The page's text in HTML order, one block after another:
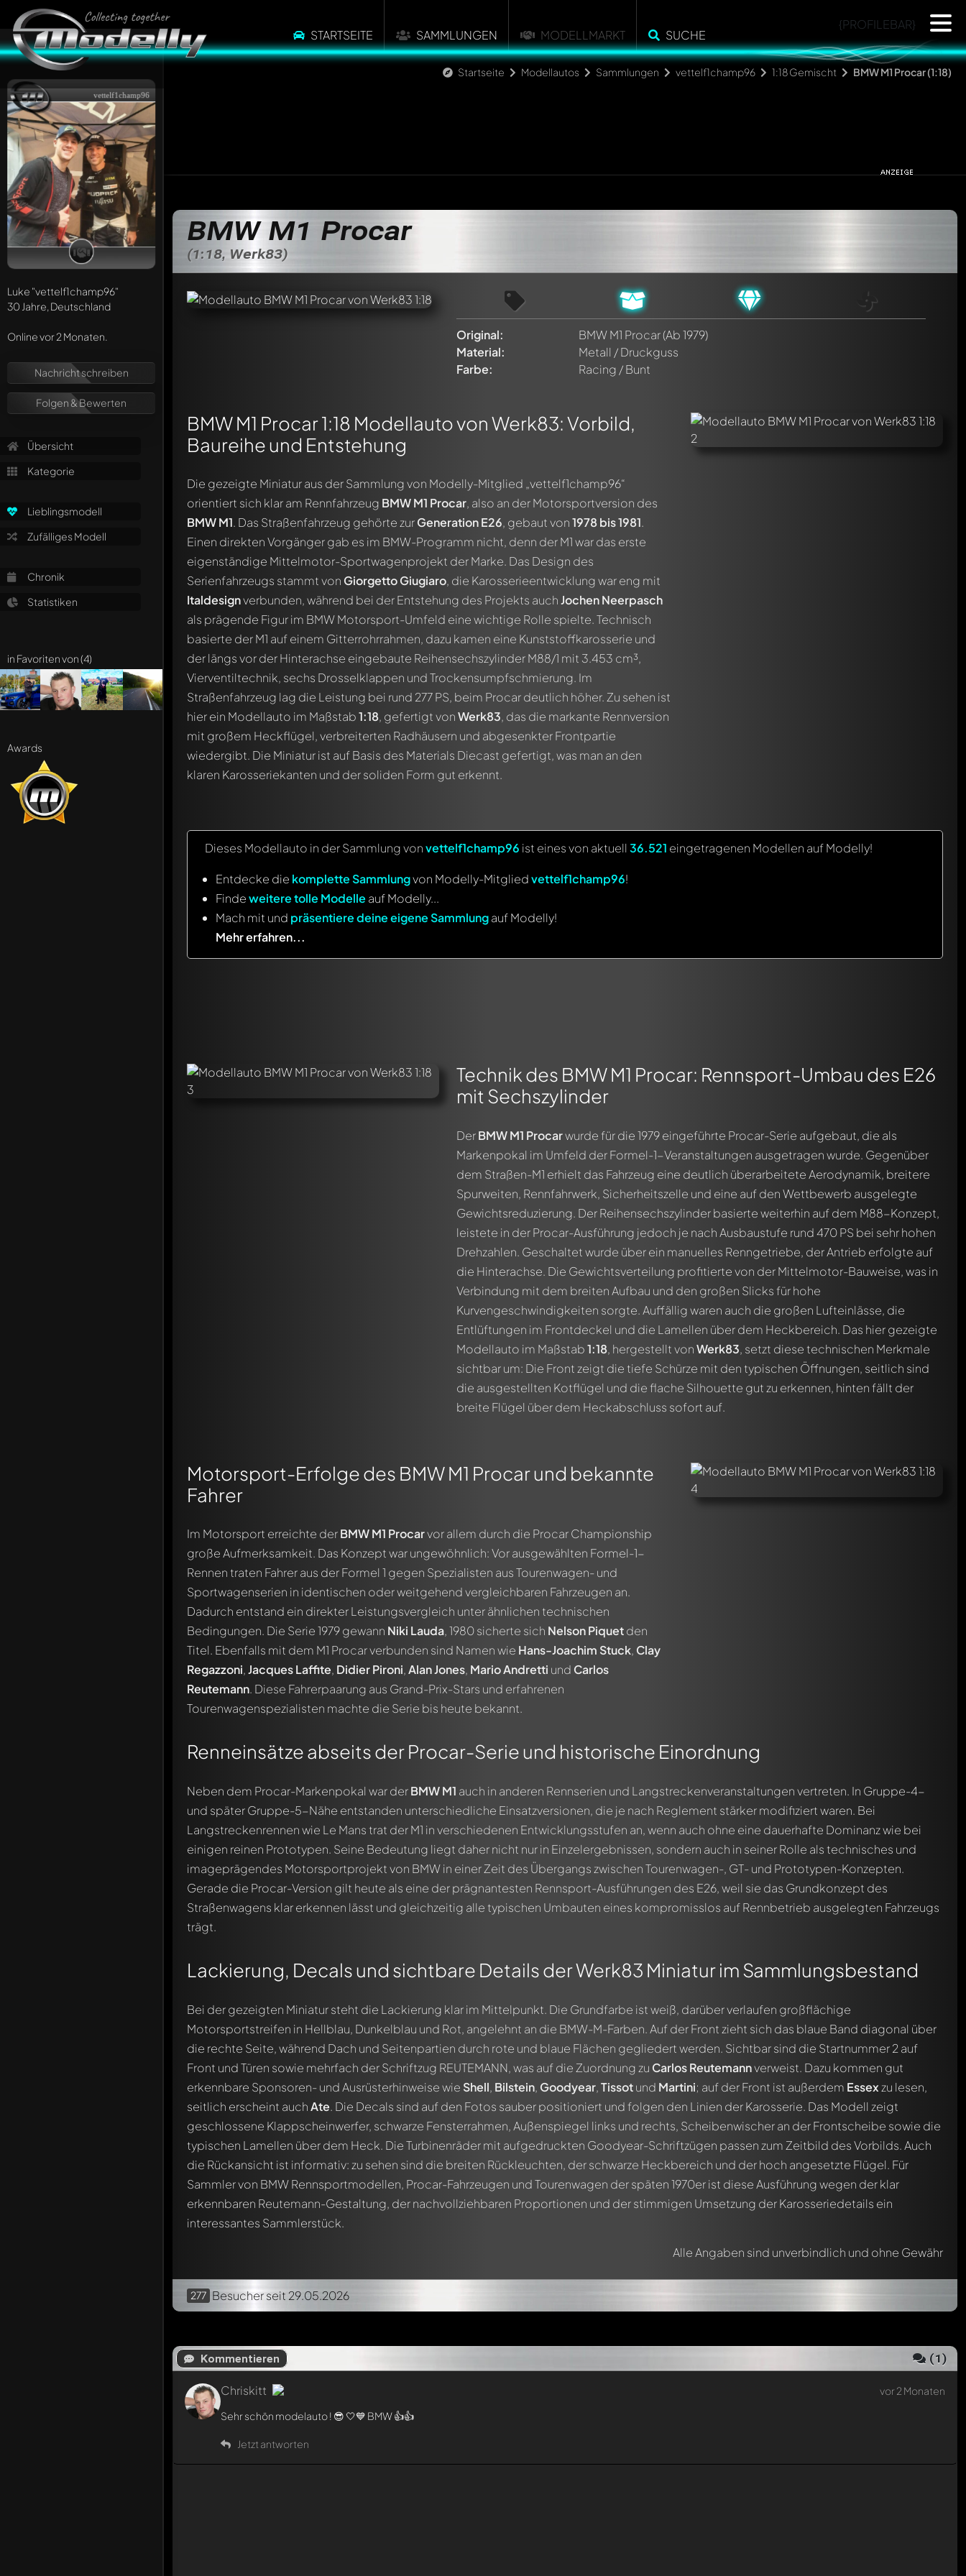
STARTSEITE SAMMLUNGEN MODELLMARKT SUCHE
{PROFILEBAR}
Startseite Modellautos Sammlungen vettelf1champ96 1:18 Gemischt BMW M1 Procar (1:18)
vettelf1champ96
Luke "vettelf1champ96"
30 Jahre, Deutschland
Online vor 2 Monaten.
Nachricht schreiben
Folgen & Bewerten
Übersicht
Kategorie
Lieblingsmodell
Zufälliges Modell
Chronik
Statistiken
in Favoriten von (4)
Awards
BMW M1 Procar
(1:18, Werk83)
Original: BMW M1 Procar(Ab 1979)
Material:
Metall / Druckguss
Farbe:
Racing / Bunt
BMW M1 Procar 1:18 Modellauto von Werk83: Vorbild,
Baureihe und Entstehung
Die gezeigte Miniatur aus der Sammlung von Modelly-Mitglied „vettelf1champ96“
orientiert sich klar am Rennfahrzeug BMW M1 Procar, also an der Motorsportversion des
BMW M1. Das Straßenfahrzeug gehörte zurGeneration E26, gebaut von1978 bis 1981.
Einen direkten Vorgänger gab es im BMW-Programm nicht, denn der M1 war das erste
eigenständige Mittelmotor-Sportwagenprojekt der Marke. Das Design des
Serienfahrzeugs stammt von Giorgetto Giugiaro, die Karosserieentwicklung war eng mit
Italdesignverbunden, während bei der Entstehung des Projekts auchJochen Neerpasch
als prägende Figur im BMW Motorsport-Umfeld eine wichtige Rolle spielte. Technisch
basierte der M1 auf einem Gitterrohrrahmen, dazu kamen eine Kunststoffkarosserie und
der längs vor der Hinterachse eingebaute Reihensechszylinder M88/1 mit 3.453 cm³,
Vierventiltechnik, sechs Drosselklappen und Trockensumpfschmierung. Im
Straßenfahrzeug lag die Leistung bei rund 277 PS, beim Procar deutlich höher. Zu sehen ist
hier ein Modellauto im Maßstab1:18, gefertigt vonWerk83, das die markante Rennversion
mit großem Heckflügel, verbreiterten Radhäusern und abgesenkter Frontpartie
wiedergibt. Die Miniatur ist auf Basis des Materials Diecast gefertigt, was man an den
klaren Karosseriekanten und der soliden Form gut erkennt.
Dieses Modellauto in der Sammlung vonvettelf1champ96 ist eines von aktuell36.521 eingetragenen Modellen auf Modelly!
Entdecke die komplette Sammlungvon Modelly-Mitgliedvettelf1champ96!
Findeweitere tolle Modelle auf Modelly...
Mach mit und präsentiere deine eigene Sammlungauf Modelly!
Mehr erfahren...
Technik des BMW M1 Procar: Rennsport-Umbau des E26
mit Sechszylinder
DerBMW M1 Procarwurde für die 1979 eingeführte Procar-Serie aufgebaut, die als
Markenpokal im Umfeld der Formel-1-Veranstaltungen ausgetragen wurde. Gegenüber
dem Straßen-M1 erhielt das Fahrzeug eine deutlich überarbeitete Aerodynamik, breitere
Spurweiten, Rennfahrwerk, Sicherheitszelle und eine auf den Wettbewerb ausgelegte
Gewichtsreduzierung. Der Reihensechszylinder basierte weiterhin auf dem M88-Konzept,
leistete in der Procar-Ausführung jedoch je nach Ausbaustufe rund 470 PS bei sehr hohen
Drehzahlen. Geschaltet wurde über ein manuelles Renngetriebe, der Antrieb erfolgte auf
die Hinterachse. Die Gewichtsverteilung profitierte von der Mittelmotor-Bauweise, was in
Verbindung mit dem breiten Aufbau und den großen Slicks für hohe
Kurvengeschwindigkeiten sorgte. Auffällig waren auch die großen Lufteinlässe, die
Entlüftungen im Frontdeckel und die Lamellen über dem Heckbereich. Das hier gezeigte
Modellauto im Maßstab1:18, hergestellt vonWerk83, setzt diese technischen Merkmale
sichtbar um: Die Front zeigt die tiefe Schürze mit den typischen Öffnungen, seitlich sind
die ausgestellten Kotflügel und die flache Silhouette gut zu erkennen, hinten fällt der
breite Flügel über dem Heckabschluss sofort auf.
Motorsport-Erfolge des BMW M1 Procar und bekannte
Fahrer
Im Motorsport erreichte derBMW M1 Procarvor allem durch die Procar Championship
große Aufmerksamkeit. Das Konzept war ungewöhnlich: Vor ausgewählten Formel-1-
Rennen traten Fahrer aus der Formel 1 gegen Spezialisten aus Tourenwagen- und
Sportwagenserien in identischen oder weitgehend vergleichbaren Fahrzeugen an.
Dadurch entstand ein direkter Leistungsvergleich unter ähnlichen technischen
Bedingungen. Die Serie 1979 gewann Niki Lauda, 1980 sicherte sich Nelson Piquetden
Titel. Ebenfalls mit dem M1 Procar verbunden sind Namen wie Hans-Joachim Stuck, Clay
Regazzoni,Jacques Laffite, Didier Pironi,Alan Jones, Mario Andretti und Carlos
Reutemann. Diese Fahrerpaarung aus Grand-Prix-Stars und erfahrenen
Tourenwagenspezialisten machte die Serie bis heute bekannt.
Renneinsätze abseits der Procar-Serie und historische Einordnung
Neben dem Procar-Markenpokal war derBMW M1 auch in anderen Rennserien und Langstreckenveranstaltungen vertreten. In Gruppe-4-
und später Gruppe-5-Nähe entstanden unterschiedliche Einsatzversionen, die je nach Reglement stärker modifiziert waren. Bei
Langstreckenrennen wie Le Mans trat der M1 in verschiedenen Entwicklungsstufen an, wenn auch ohne eine dauerhafte Dominanz wie bei
einigen reinen Prototypen. Seine Bedeutung liegt daher nicht nur in Einzelergebnissen, sondern auch in seiner Rolle als technisches und
imageprägendes Motorsportprojekt von BMW in einer Zeit des Übergangs zwischen Tourenwagen-, GT- und Prototypen-Konzepten.
Gerade die Procar-Version gilt heute als eine der prägnantesten Rennsport-Ausführungen des E26, weil sie das Grundkonzept des
Straßenwagens klar erkennen lässt und gleichzeitig alle typischen Umbauten eines kompromisslos auf Rennbetrieb ausgelegten Fahrzeugs
trägt.
Lackierung, Decals und sichtbare Details der Werk83 Miniatur im Sammlungsbestand
Bei der gezeigten Miniatur steht die Lackierung klar im Mittelpunkt. Die Grundfarbe ist weiß, darüber verlaufen großflächige
Motorsportstreifen in Hellblau, Dunkelblau und Rot, angelehnt an die BMW-M-Farben. Auf der Front zieht sich das blaue Band diagonal über
die rechte Seite, während Dach und Seitenpartien durch rote und blaue Flächen gegliedert werden. Sichtbar sind die Startnummer 2 auf
Front und Türen sowie mehrfach der Schriftzug REUTEMANN, was auf die Zuordnung zu Carlos Reutemannverweist. Dazu kommen gut
erkennbare Sponsoren- und Ausrüsterhinweise wie Shell, Bilstein, Goodyear,Tissotund Martini; auf der Front ist außerdem Essex zu lesen,
seitlich erscheint auchAte. Die Decals sind auf den Fotos sauber positioniert und folgen den Linien der Karosserie. Das Modell zeigt
geschlossene Klappscheinwerfer, schwarze Fensterrahmen, Außenspiegel links und rechts, Scheibenwischer an der Frontscheibe sowie die
typischen Lamellen über dem Heck. Die Turbinenräder mit aufgedruckten Goodyear-Schriftzügen passen zum Zeitbild des Vorbilds. Auch
die Rückansicht ist informativ: zu sehen sind die breiten Rückleuchten, der schwarze Heckbereich und der hoch angesetzte Flügel. Für
Sammler von BMW Rennsportmodellen, Procar-Fahrzeugen und Tourenwagen der späten 1970er ist diese Ausführung wegen der klar
erkennbaren Reutemann-Gestaltung, der nachvollziehbaren Proportionen und der stimmigen Umsetzung der Karosseriedetails ein
interessantes Sammlerstück.
Alle Angaben sind unverbindlich und ohne Gewähr
277 Besucherseit 29.05.2026
Kommentieren (1)
Chriskitt
Sehr schön modelauto ! 😎 🤍💙 BMW 👍👍
Jetzt antworten
vor 2 Monaten
Sehr schön modelauto ! 😎 🤍💙 BMW 👍👍
Jetzt antworten